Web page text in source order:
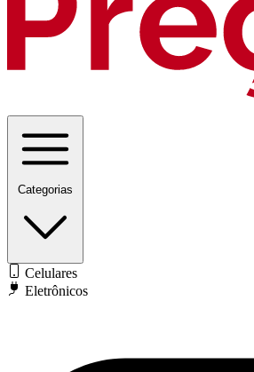
Categorias
Celulares
Eletrônicos